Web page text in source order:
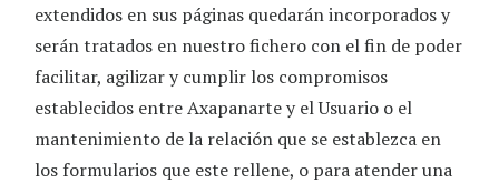
extendidos en sus páginas quedarán incorporados y
serán tratados en nuestro fichero con el fin de poder
facilitar, agilizar y cumplir los compromisos
establecidos entreAxapanartey el Usuario o el
mantenimiento de la relación que se establezca en
los formularios que este rellene, o para atender una